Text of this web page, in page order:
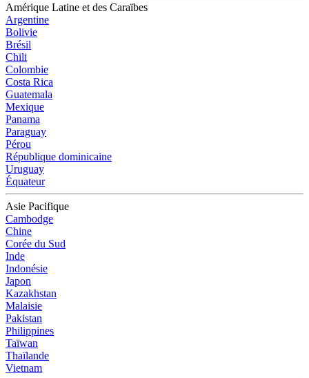
Amérique Latine et des Caraïbes
Argentine
Bolivie
Brésil
Chili
Colombie
Costa Rica
Guatemala
Mexique
Panama
Paraguay
Pérou
République dominicaine
Uruguay
Équateur
Asie Pacifique
Cambodge
Chine
Corée du Sud
Inde
Indonésie
Japon
Kazakhstan
Malaisie
Pakistan
Philippines
Taïwan
Thaïlande
Vietnam